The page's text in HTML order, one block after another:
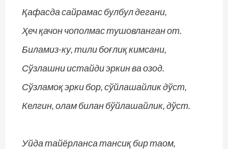
Қафасда сайрамас булбул дегани,
Ҳеч қачон чополмас тушовланган от.
Биламиз-ку, тили боғлиқ кимсани,
Сўзлашни истайди эркин ва озод.
Сўзламоқ эрки бор, сўйлашайлик дўст,
Келгин, олам билан бўйлашайлик, дўст.
Уйда тайёрланса тансиқ бир таом,